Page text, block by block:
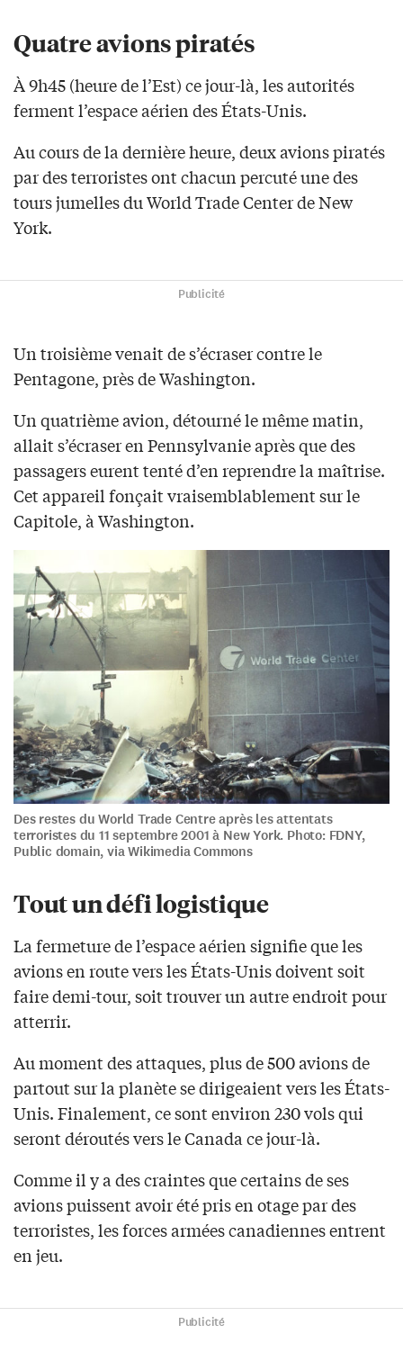
Quatre avions piratés
À 9h45 (heure de l’Est) ce jour-là, les autorités
ferment l’espace aérien des États-Unis.
Au cours de la dernière heure, deux avions piratés
par des terroristes ont chacun percuté une des
tours jumelles du World Trade Center de New
York.
Publicité
Un troisième venait de s’écraser contre le
Pentagone, près de Washington.
Un quatrième avion, détourné le même matin,
allait s’écraser en Pennsylvanie après que des
passagers eurent tenté d’en reprendre la maîtrise.
Cet appareil fonçait vraisemblablement sur le
Capitole, à Washington.
Des restes du World Trade Centre après les attentats
terroristes du 11 septembre 2001 à New York. Photo: FDNY,
Public domain, via Wikimedia Commons
Tout un défi logistique
La fermeture de l’espace aérien signifie que les
avions en route vers les États-Unis doivent soit
faire demi-tour, soit trouver un autre endroit pour
atterrir.
Au moment des attaques, plus de 500 avions de
partout sur la planète se dirigeaient vers les États-
Unis. Finalement, ce sont environ 230 vols qui
seront déroutés vers le Canada ce jour-là.
Comme il y a des craintes que certains de ses
avions puissent avoir été pris en otage par des
terroristes, les forces armées canadiennes entrent
en jeu.
Publicité